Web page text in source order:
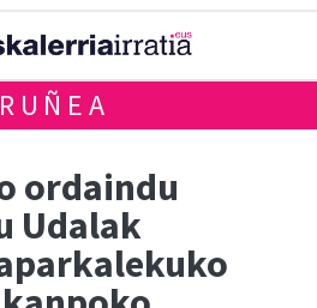
ordaindu
Udalak